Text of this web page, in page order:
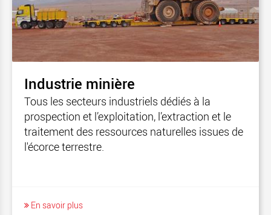
Industrie minière
Tous les secteurs industriels dédiés à la
prospection et l’exploitation, l’extraction et le
traitement des ressources naturelles issues de
l'écorce terrestre.
En savoir plus